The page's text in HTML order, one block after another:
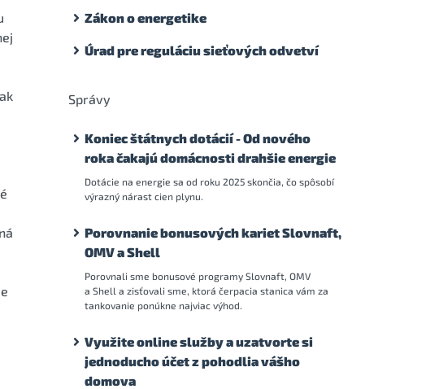
Zákon o energetike
Úrad pre reguláciu sieťových odvetví
Správy
Koniec štátnych dotácií - Od nového
roka čakajú domácnosti drahšie energie
Dotácie na energie sa od roku 2025 skončia, čo spôsobí
výrazný nárast cien plynu.
Porovnanie bonusových kariet Slovnaft,
OMV a Shell
Porovnali sme bonusové programy Slovnaft, OMV
a Shell a zisťovali sme, ktorá čerpacia stanica vám za
tankovanie ponúkne najviac výhod.
Využite online služby a uzatvorte si
jednoducho účet z pohodlia vášho
domova